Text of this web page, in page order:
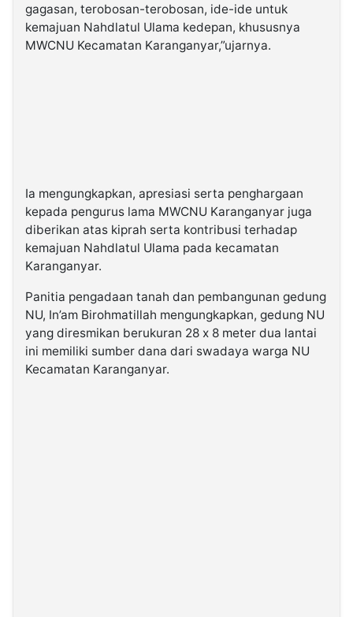
gagasan, terobosan-terobosan, ide-ide untuk
kemajuan Nahdlatul Ulama kedepan, khususnya
MWCNU Kecamatan Karanganyar,”ujarnya.
Ia mengungkapkan, apresiasi serta penghargaan
kepada pengurus lama MWCNU Karanganyar juga
diberikan atas kiprah serta kontribusi terhadap
kemajuan Nahdlatul Ulama pada kecamatan
Karanganyar.
Panitia pengadaan tanah dan pembangunan gedung
NU, In’am Birohmatillah mengungkapkan, gedung NU
yang diresmikan berukuran 28 x 8 meter dua lantai
ini memiliki sumber dana dari swadaya warga NU
Kecamatan Karanganyar.